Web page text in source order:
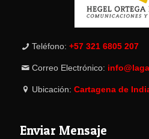
Teléfono: +57 321 6805 207
Correo Electrónico:
Ubicación: Cartagena de
Enviar Mensaje